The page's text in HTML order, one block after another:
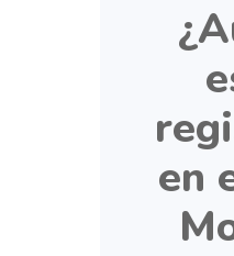
en